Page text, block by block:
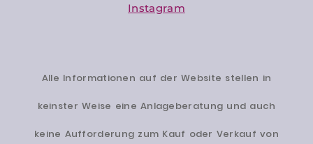
Instagram
Alle Informationen auf der Website stellen in
keinster Weise eine Anlageberatung und auch
keine Aufforderung zum Kauf oder Verkauf von